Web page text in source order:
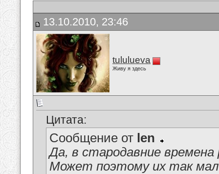
13.10.2010, 23:46
tululueva
Живу я здесь
Цитата:
Сообщение от len
Да, в стародавние
Может поэтому их так